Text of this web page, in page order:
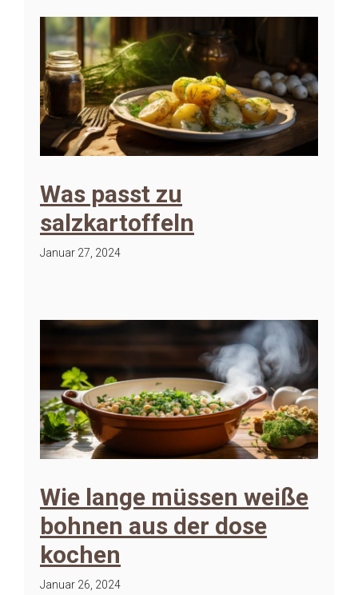
Was passt zu
salzkartoffeln
Januar 27, 2024
Wie lange müssen weiße
bohnen aus der dose
kochen
Januar 26, 2024